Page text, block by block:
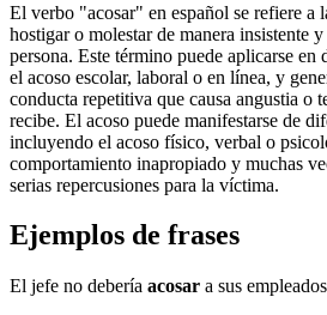
El verbo "acosar" en español se refiere a
hostigar o molestar de manera insistente
persona. Este término puede aplicarse en
el acoso escolar, laboral o en línea, y
conducta repetitiva que causa angustia o
recibe. El acoso puede manifestarse de
incluyendo el acoso físico, verbal o
comportamiento inapropiado y muchas
serias repercusiones para la víctima.
Ejemplos de frases
El jefe no debería acosar a sus